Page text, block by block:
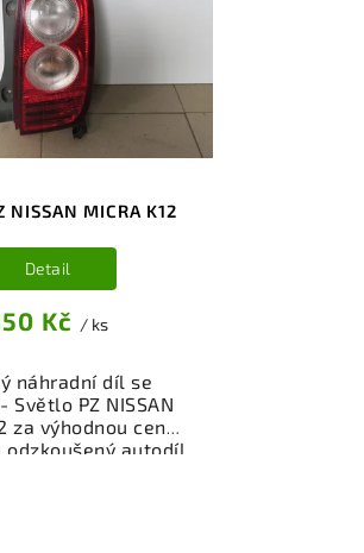
MICRA K12
Kč / ks
Detail
náhradní díl se
Světlo PZ NISSAN
za výhodnou cenu.
odzkoušený autodíl